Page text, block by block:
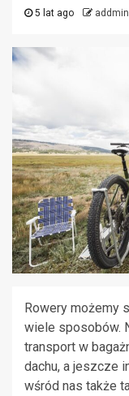
5 lat ago
Rowery możemy
wiele sposobów.
transport w
dachu, a jeszcze
wśród nas także